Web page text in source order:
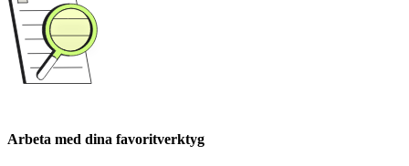
Arbeta med dina favoritverktyg